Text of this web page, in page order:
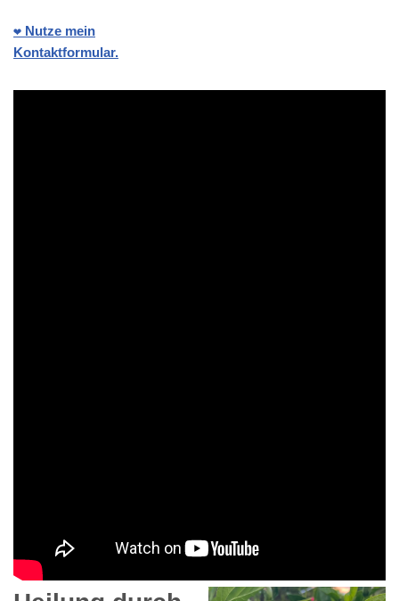
❤️ Nutze mein
Kontaktformular.